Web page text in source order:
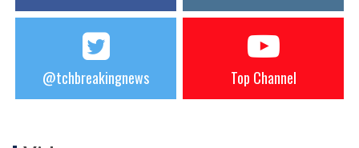
@tchbreakingnews Top Channel